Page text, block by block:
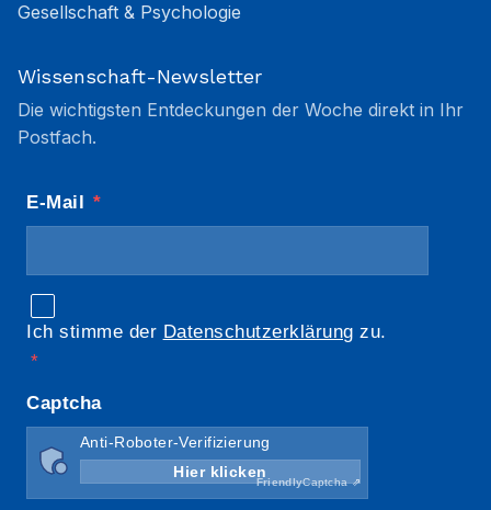
Gesellschaft & Psychologie
Wissenschaft-Newsletter
Die wichtigsten Entdeckungen der Woche direkt in Ihr
Postfach.